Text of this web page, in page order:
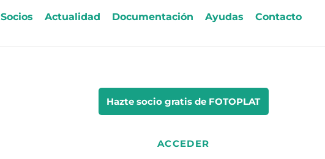
Socios Actualidad Documentación Ayudas Contacto
Hazte socio gratis de FOTOPLAT
ACCEDER